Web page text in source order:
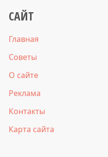
САЙТ
Главная
Советы
О сайте
Реклама
Контакты
Карта сайта